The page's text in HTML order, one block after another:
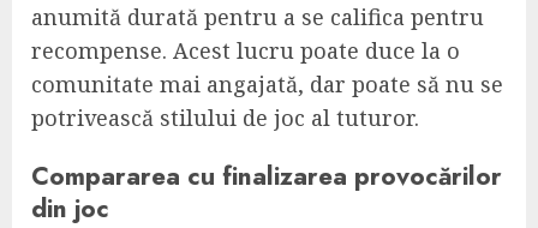
anumită durată pentru a se califica pentru
recompense. Acest lucru poate duce la o
comunitate mai angajată, dar poate să nu se
potrivească stilului de joc al tuturor.
Compararea cu finalizarea provocărilor
din joc